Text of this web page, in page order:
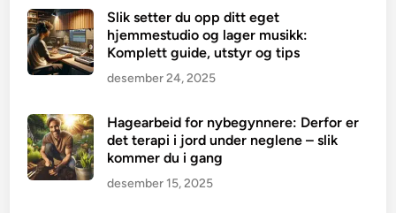
Slik setter du opp ditt eget
hjemmestudio og lager musikk:
Komplett guide, utstyr og tips
desember 24, 2025
Hagearbeid for nybegynnere: Derfor er
det terapi i jord under neglene – slik
kommer du i gang
desember 15, 2025